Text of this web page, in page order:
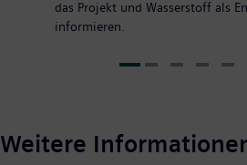
das Projekt und Wasserstoff als
informieren.
Weitere